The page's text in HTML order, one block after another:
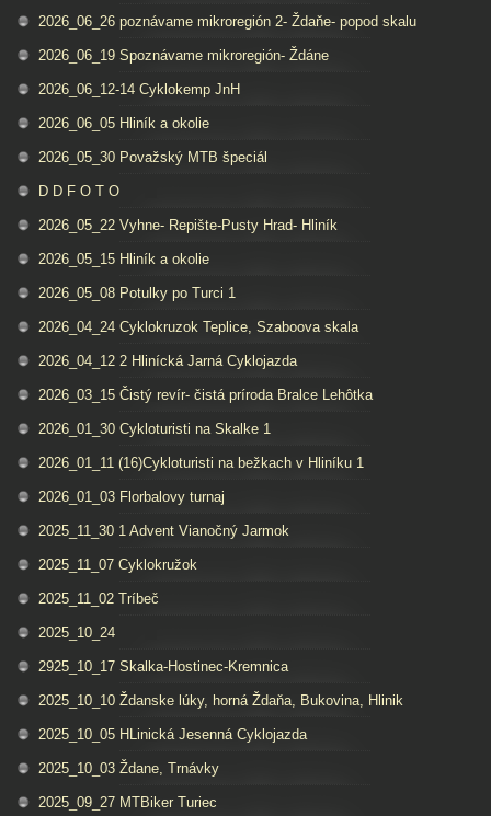
2026_06_26 poznávame mikroregión 2- Ždaňe- popod skalu
2026_06_19 Spoznávame mikroregión- Ždáne
2026_06_12-14 Cyklokemp JnH
2026_06_05 Hliník a okolie
2026_05_30 Považský MTB špeciál
D D F O T O
2026_05_22 Vyhne- Repište-Pusty Hrad- Hliník
2026_05_15 Hliník a okolie
2026_05_08 Potulky po Turci 1
2026_04_24 Cyklokruzok Teplice, Szaboova skala
2026_04_12 2 Hlinícká Jarná Cyklojazda
2026_03_15 Čistý revír- čistá príroda Bralce Lehôtka
2026_01_30 Cykloturisti na Skalke 1
2026_01_11 (16)Cykloturisti na bežkach v Hliníku 1
2026_01_03 Florbalovy turnaj
2025_11_30 1 Advent Vianočný Jarmok
2025_11_07 Cyklokružok
2025_11_02 Tríbeč
2025_10_24
2925_10_17 Skalka-Hostinec-Kremnica
2025_10_10 Ždanske lúky, horná Ždaňa, Bukovina, Hlinik
2025_10_05 HLinická Jesenná Cyklojazda
2025_10_03 Ždane, Trnávky
2025_09_27 MTBiker Turiec